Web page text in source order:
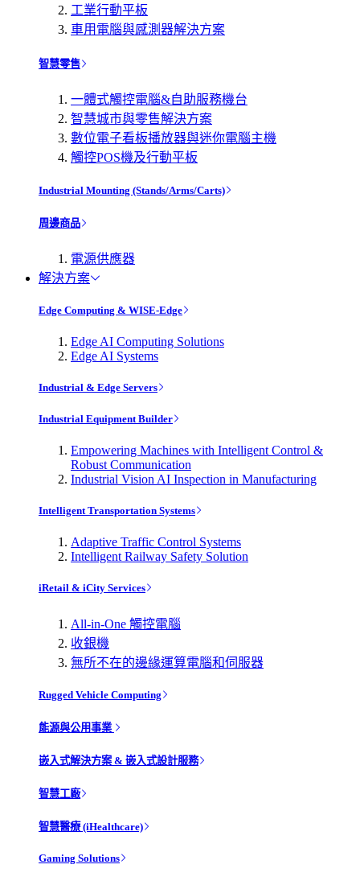
工業行動平板
車用電腦與感測器解決方案
智慧零售
一體式觸控電腦&自助服務機台
智慧城市與零售解決方案
數位電子看板播放器與迷你電腦主機
觸控POS機及行動平板
Industrial Mounting (Stands/Arms/Carts)
周邊商品
電源供應器
解決方案
Edge Computing & WISE-Edge
Edge AI Computing Solutions
Edge AI Systems
Industrial & Edge Servers
Industrial Equipment Builder
Empowering Machines with Intelligent Control &
Robust Communication
Industrial Vision AI Inspection in Manufacturing
Intelligent Transportation Systems
Adaptive Traffic Control Systems
Intelligent Railway Safety Solution
iRetail & iCity Services
All-in-One 觸控電腦
收銀機
無所不在的邊緣運算電腦和伺服器
Rugged Vehicle Computing
能源與公用事業
嵌入式解決方案 & 嵌入式設計服務
智慧工廠
智慧醫療 (iHealthcare)
Gaming Solutions